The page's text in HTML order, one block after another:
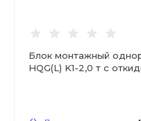
Блок монтажный
HQG(L) K1-2,0 т с